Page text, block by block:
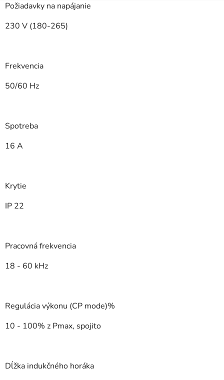
Požiadavky na napájanie
230 V (180-265)
Frekvencia
50/60 Hz
Spotreba
16 A
Krytie
IP 22
Pracovná frekvencia
18 - 60 kHz
Regulácia výkonu (CP mode)%
10 - 100% z Pmax, spojito
Dĺžka indukčného horáka